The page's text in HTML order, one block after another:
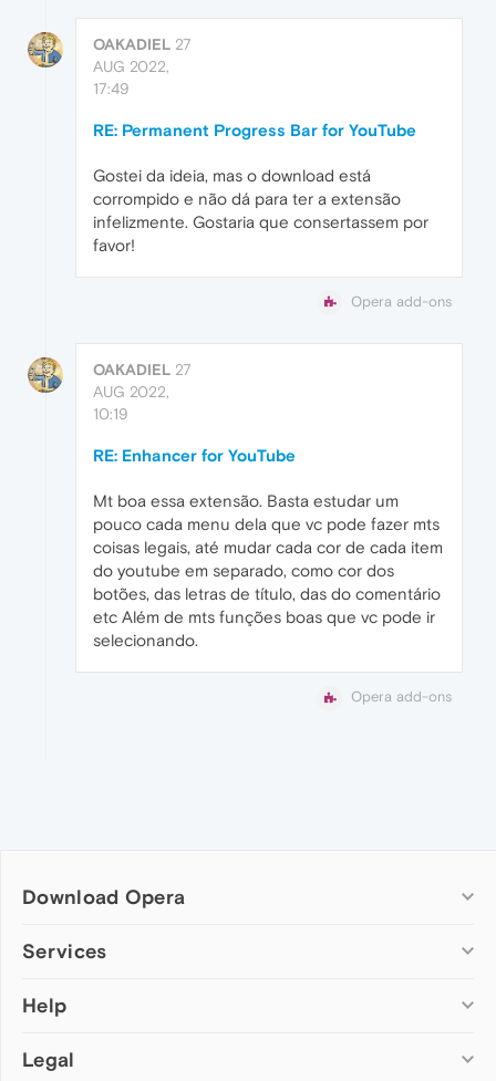
OAKADIEL 27
AUG 2022,
17:49
RE: Permanent Progress Bar for YouTube
Gostei da ideia, mas o download está
corrompido e não dá para ter a extensão
infelizmente. Gostaria que consertassem por
favor!
Opera add-ons
OAKADIEL 27
AUG 2022,
10:19
RE: Enhancer for YouTube
Mt boa essa extensão. Basta estudar um
pouco cada menu dela que vc pode fazer mts
coisas legais, até mudar cada cor de cada item
do youtube em separado, como cor dos
botões, das letras de título, das do comentário
etc Além de mts funções boas que vc pode ir
selecionando.
Opera add-ons
Download Opera
Computer browsers
Opera for Mac
Opera beta version
Services
Add-ons
Wallpapers
Help
Help & support
Legal